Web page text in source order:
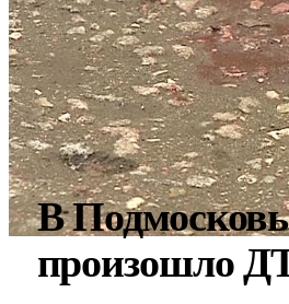
В
произошло